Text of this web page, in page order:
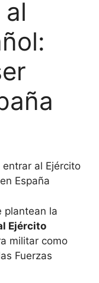
entrar al Ejército
España
plantean la
Ejército
militar como
Fuerzas